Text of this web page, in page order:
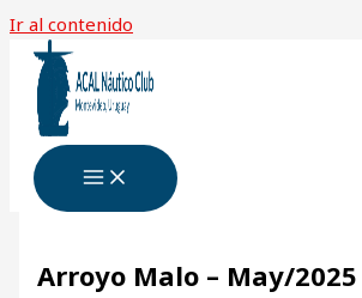
Ir al contenido
Arroyo Malo – May/2025